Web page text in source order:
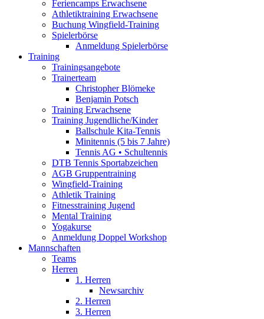
Feriencamps Erwachsene
Athletiktraining Erwachsene
Buchung Wingfield-Training
Spielerbörse
Anmeldung Spielerbörse
Training
Trainingsangebote
Trainerteam
Christopher Blömeke
Benjamin Potsch
Training Erwachsene
Training Jugendliche/Kinder
Ballschule Kita-Tennis
Minitennis (5 bis 7 Jahre)
Tennis AG • Schultennis
DTB Tennis Sportabzeichen
AGB Gruppentraining
Wingfield-Training
Athletik Training
Fitnesstraining Jugend
Mental Training
Yogakurse
Anmeldung Doppel Workshop
Mannschaften
Teams
Herren
1. Herren
Newsarchiv
2. Herren
3. Herren